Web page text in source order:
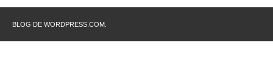
BLOG DE WORDPRESS.COM.